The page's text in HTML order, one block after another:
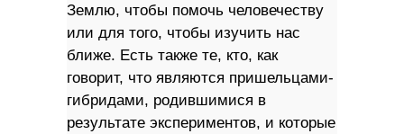
Землю, чтобы помочь человечеству
или для того, чтобы изучить нас
ближе. Есть также те, кто, как
говорит, что являются пришельцами-
гибридами, родившимися в
результате экспериментов, и которые